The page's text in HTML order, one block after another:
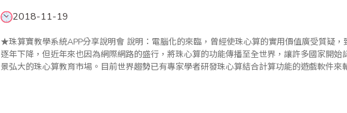
2018-11-19
★珠算寶教學系統APP分享說明會 說明：電腦化的來臨，曾經使珠心算的實用價值廣受質疑，致使學習人口
逐年下降，但近年來也因為網際網路的盛行，將珠心算的功能傳播至全世界，讓許多國家開始
景弘大的珠心算教育市場。目前世界趨勢已有專家學者研發珠心算結合計算功能的遊戲軟件來